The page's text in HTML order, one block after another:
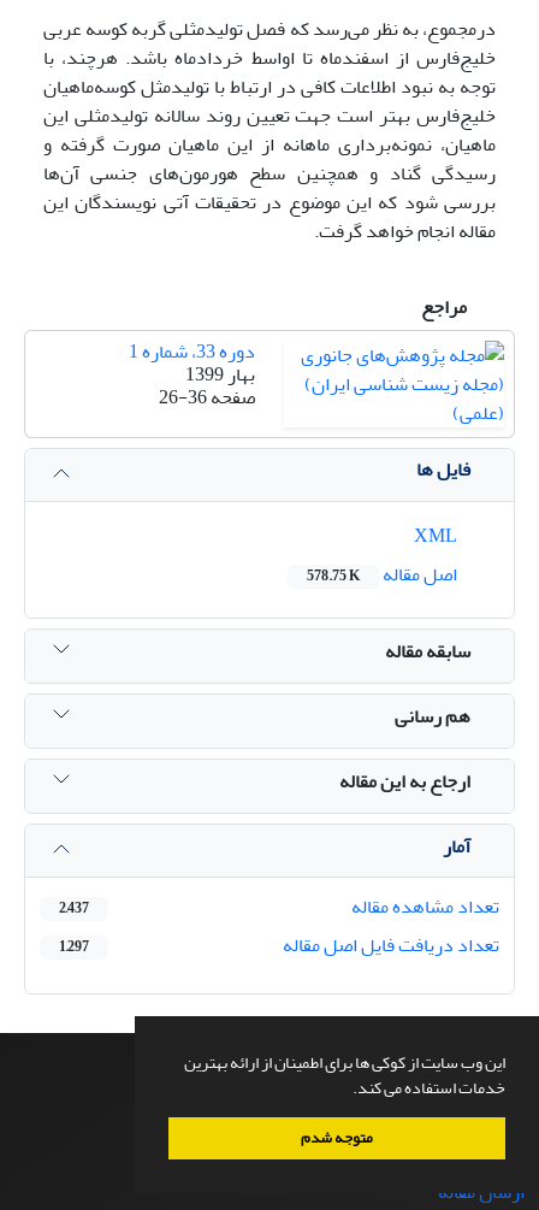
این وب سایت از کوکی ها برای اطمینان از ارائه بهترین
خدمات استفاده می کند.
متوجه شدم
درمجموع، به نظر می‌رسد که فصل تولیدمثلی گربه کوسه عربی
خلیج‌فارس از اسفندماه تا اواسط خردادماه باشد. هرچند، با
توجه به نبود اطلاعات کافی در ارتباط با تولیدمثل کوسه‌ماهیان
خلیج‌فارس بهتر است جهت تعیین روند سالانه تولیدمثلی این
ماهیان، نمونه‌برداری ماهانه از این ماهیان صورت گرفته و
رسیدگی گناد و همچنین سطح هورمون‌های جنسی آن‌ها
بررسی شود که این موضوع در تحقیقات آتی نویسندگان این
مقاله انجام خواهد گرفت.
مراجع
دوره 33، شماره 1
بهار 1399
صفحه26-36
فایل ها
اصل مقاله
578.75 K
سابقه مقاله
هم رسانی
ارجاع به این مقاله
آمار
تعداد مشاهده مقاله
2,437
تعداد دریافت فایل اصل مقاله 1,297
صفحه اصلی
اعضای هیات تحریریه
ارسال مقاله